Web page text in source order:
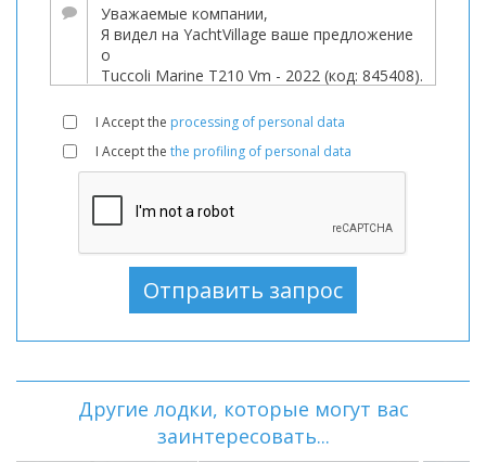
I Accept the processing of personal data
I Accept the the profiling of personal data
Другие лодки, которые могут вас
заинтересовать...